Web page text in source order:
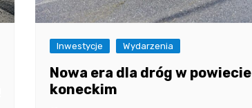
Inwestycje Wydarzenia
Nowa era dla dróg w powiecie
koneckim